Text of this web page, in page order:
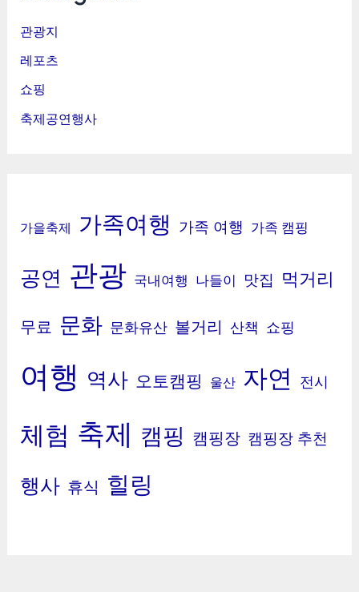
관광지
레포츠
쇼핑
축제공연행사
가을축제 가족여행 가족 여행 가족 캠핑
공연 관광 국내여행 나들이 맛집 먹거리
무료 문화 문화유산 볼거리 산책 쇼핑
여행 역사 오토캠핑 울산 자연 전시
체험 축제 캠핑 캠핑장 캠핑장 추천
행사 휴식 힐링